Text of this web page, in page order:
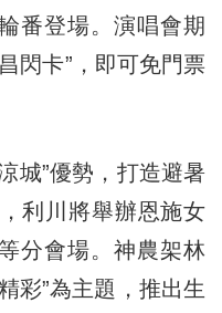
番登場。演唱會期
閃卡”，即可免門票
”優勢，打造避暑
利川將舉辦恩施女
分會場。神農架林
彩”為主題，推出生